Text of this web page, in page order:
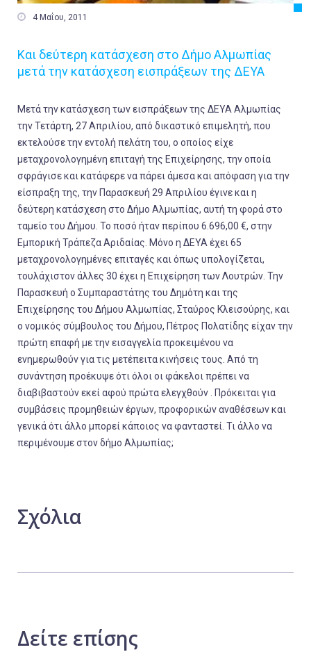
 4 Μαΐου, 2011
Και δεύτερη κατάσχεση στο Δήμο Αλμωπίας
μετά την κατάσχεση εισπράξεων της ΔΕΥΑ
Μετά την κατάσχεση των εισπράξεων της ΔΕΥΑ Αλμωπίας
την Τετάρτη, 27 Απριλίου, από δικαστικό επιμελητή, που
εκτελούσε την εντολή πελάτη του, ο οποίος είχε
μεταχρονολογημένη επιταγή της Επιχείρησης, την οποία
σφράγισε και κατάφερε να πάρει άμεσα και απόφαση για την
είσπραξη της, την Παρασκευή 29 Απριλίου έγινε και η
δεύτερη κατάσχεση στο Δήμο Αλμωπίας, αυτή τη φορά στο
ταμείο του Δήμου. Το ποσό ήταν περίπου 6.696,00 €, στην
Εμπορική Τράπεζα Αριδαίας. Μόνο η ΔΕΥΑ έχει 65
μεταχρονολογημένες επιταγές και όπως υπολογίζεται,
τουλάχιστον άλλες 30 έχει η Επιχείρηση των Λουτρών. Την
Παρασκευή ο Συμπαραστάτης του Δημότη και της
Επιχείρησης του Δήμου Αλμωπίας, Σταύρος Κλεισούρης, και
ο νομικός σύμβουλος του Δήμου, Πέτρος Πολατίδης είχαν την
πρώτη επαφή με την εισαγγελία προκειμένου να
ενημερωθούν για τις μετέπειτα κινήσεις τους. Από τη
συνάντηση προέκυψε ότι όλοι οι φάκελοι πρέπει να
διαβιβαστούν εκεί αφού πρώτα ελεγχθούν . Πρόκειται για
συμβάσεις προμηθειών έργων, προφορικών αναθέσεων και
γενικά ότι άλλο μπορεί κάποιος να φανταστεί. Τι άλλο να
περιμένουμε στον δήμο Αλμωπίας;
Σχόλια
Δείτε επίσης